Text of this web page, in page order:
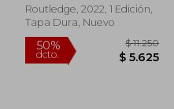
Routledge, 2022, 1 Edición,
Tapa Dura, Nuevo